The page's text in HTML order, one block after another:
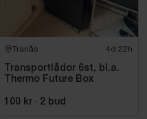
Tranås 4d 22h
Transportlådor 6st, bl.a.
Thermo Future Box
100 kr · 2 bud